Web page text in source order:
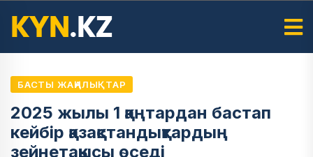
БАСТЫ ЖАҢАЛЫҚТАР
2025 жылы 1 қаңтардан бастап
кейбір қазақстандықтардың
зейнетақысы өседі